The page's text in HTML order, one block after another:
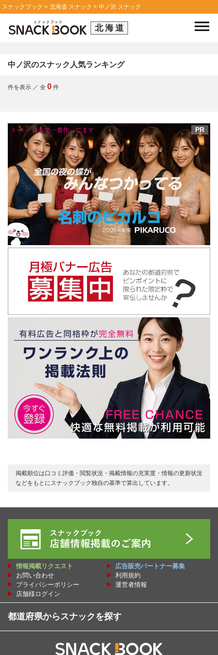
スナックブック 北海道 スナック 中ノ沢 スナック
北海道
中ノ沢のスナック人気ランキング
件を表示 ／ 全 0 件
PR
掲載順位は口コミ評価・閲覧状況・掲載情報の充実度・情報の更新状況
などをもとにスナックブック独自の基準で算出しています。
都道府県からスナックを探す
情報掲載リクエスト
広告販売パートナー募集
お問い合わせ
利用規約
プライバシーポリシー
運営者情報
店舗様ログイン